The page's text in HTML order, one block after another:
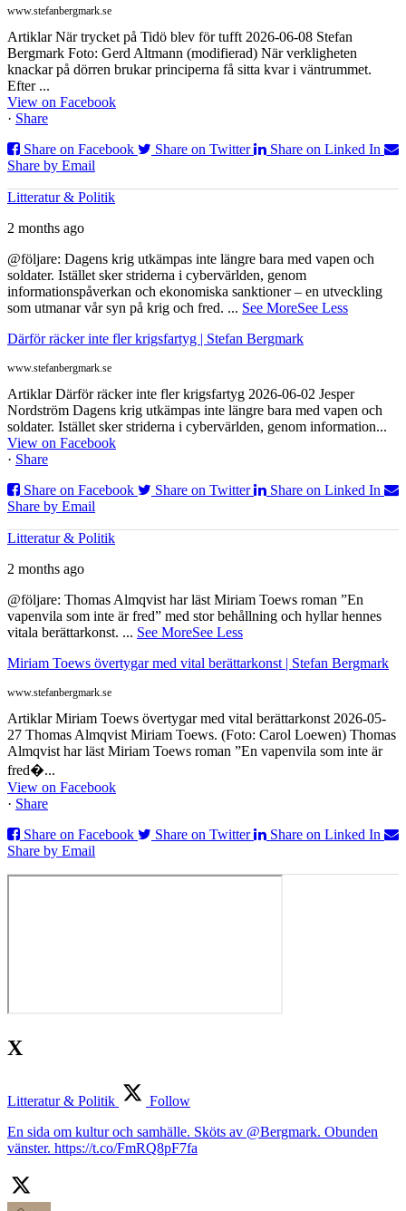
www.stefanbergmark.se
Artiklar När trycket på Tidö blev för tufft 2026-06-08 Stefan
Bergmark Foto: Gerd Altmann (modifierad) När verkligheten
knackar på dörren brukar principerna få sitta kvar i väntrummet.
Efter ...
View on Facebook
· Share
Share on Facebook
Share on Twitter
Share on Linked In
Share by Email
Litteratur & Politik
2 months ago
@följare: Dagens krig utkämpas inte längre bara med vapen och
soldater. Istället sker striderna i cybervärlden, genom
informationspåverkan och ekonomiska sanktioner – en utveckling
som utmanar vår syn på krig och fred. ... See MoreSee Less
Därför räcker inte fler krigsfartyg | Stefan Bergmark
www.stefanbergmark.se
Artiklar Därför räcker inte fler krigsfartyg 2026-06-02 Jesper
Nordström Dagens krig utkämpas inte längre bara med vapen och
soldater. Istället sker striderna i cybervärlden, genom information...
View on Facebook
· Share
Share on Facebook
Share on Twitter
Share on Linked In
Share by Email
Litteratur & Politik
2 months ago
@följare: Thomas Almqvist har läst Miriam Toews roman ”En
vapenvila som inte är fred” med stor behållning och hyllar hennes
vitala berättarkonst. ... See MoreSee Less
Miriam Toews övertygar med vital berättarkonst | Stefan Bergmark
www.stefanbergmark.se
Artiklar Miriam Toews övertygar med vital berättarkonst 2026-05-
27 Thomas Almqvist Miriam Toews. (Foto: Carol Loewen) Thomas
Almqvist har läst Miriam Toews roman ”En vapenvila som inte är
fred�...
View on Facebook
· Share
Share on Facebook
Share on Twitter
Share on Linked In
Share by Email
X
Litteratur & Politik
Follow
En sida om kultur och samhälle. Sköts av @Bergmark. Obunden
vänster. https://t.co/FmRQ8pF7fa